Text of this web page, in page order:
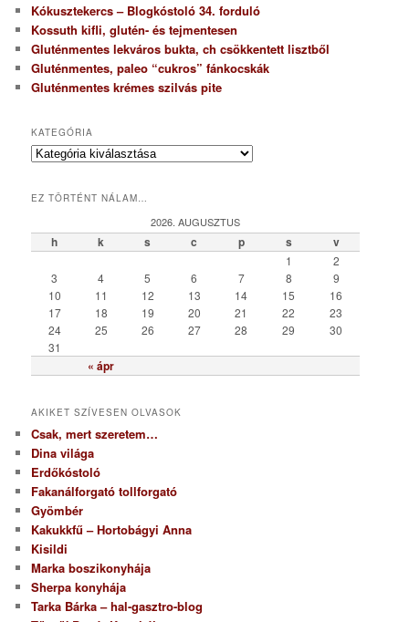
Kókusztekercs – Blogkóstoló 34. forduló
Kossuth kifli, glutén- és tejmentesen
Gluténmentes lekváros bukta, ch csökkentett lisztből
Gluténmentes, paleo “cukros” fánkocskák
Gluténmentes krémes szilvás pite
KATEGÓRIA
K
e
r
EZ TÖRTÉNT NÁLAM…
2026. AUGUSZTUS
h k s c p s v
« ápr
1
2
3
4 5 6 7 8
9
10
11 12 13 14 15
16
17
18 19 20 21 22
23
24
25 26 27 28 29
30
31
AKIKET SZÍVESEN OLVASOK
Csak, mert szeretem…
Dina világa
Erdőkóstoló
Fakanálforgató tollforgató
Gyömbér
Kakukkfű – Hortobágyi Anna
Kisildi
Marka boszikonyhája
Sherpa konyhája
Tarka Bárka – hal-gasztro-blog